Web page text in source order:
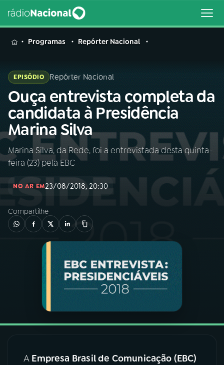
MENU
Buscar
na
Rádio
Nacional
Buscar
AO VIVO
01 INÍCIO
02A RÁDIO
PROGRAMAÇÃO
PROGRAMAS
PODCASTS
Programas Repórter Nacional
EPISÓDIO Repórter Nacional
Ouça entrevista completa da
candidata à Presidência
Marina Silva
Marina Silva, da Rede, foi a entrevistada desta quinta-
feira (23) pela EBC
NO AR EM23/08/2018, 20:30
Compartilhe
A Empresa Brasil de Comunicação (EBC)